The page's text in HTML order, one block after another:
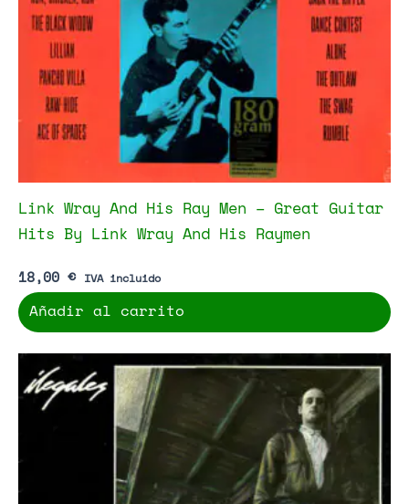
Link Wray And His Ray Men – Great Guitar
Hits By Link Wray And His Raymen
18,00 € IVA incluido
Añadir al carrito